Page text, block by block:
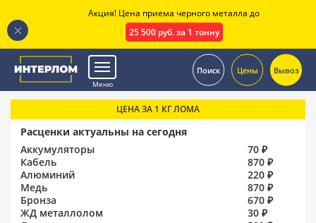
Меню
Поиск Цены Вывоз
ЦЕНА ЗА 1 КГ ЛОМА
Расценки актуальны на сегодня
Аккумуляторы
70 ₽
Кабель
870 ₽
Алюминий
220 ₽
Медь
870 ₽
Бронза
670 ₽
ЖД металлолом
30 ₽
Акция! Цена приема черного металла до
25 500 руб. за 1 тонну
.